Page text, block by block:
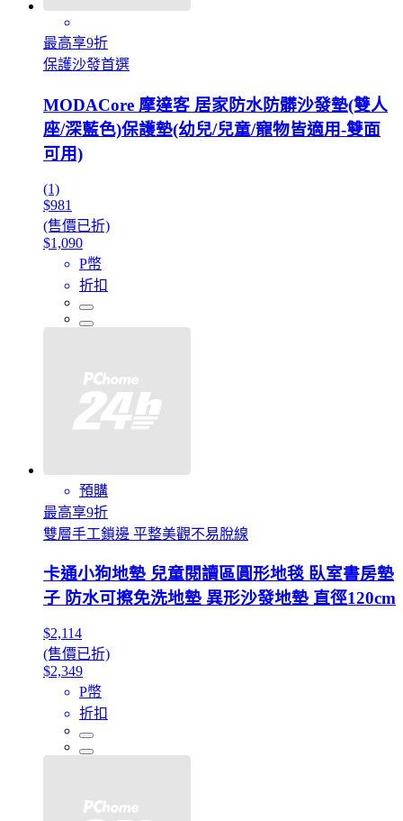
最高享9折
保護沙發首選
MODACore 摩達客 居家防水防髒沙發墊(雙人
座/深藍色)保護墊(幼兒/兒童/寵物皆適用-雙面
可用)
(1)
$981
(售價已折)
$1,090
P幣
折扣
預購
最高享9折
雙層手工鎖邊 平整美觀不易脫線
卡通小狗地墊 兒童閱讀區圓形地毯 臥室書房墊
子 防水可擦免洗地墊 異形沙發地墊 直徑120cm
$2,114
(售價已折)
$2,349
P幣
折扣